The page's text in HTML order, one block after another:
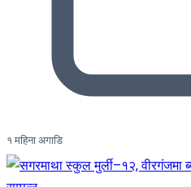
१ महिना अगाडि